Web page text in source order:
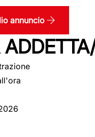
annuncio